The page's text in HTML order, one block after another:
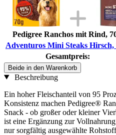
Pedigree Ranchos mit Rind,
Adventuros Mini Steaks Hirsch,
Gesamtpreis:
Beide in den Warenkorb
Beschreibung
Ein hoher Fleischanteil von 95
Konsistenz machen Pedigree®
Snack - ob großer oder kleiner
ist eine Ergänzung zur
nur sorgfältig ausgewählte